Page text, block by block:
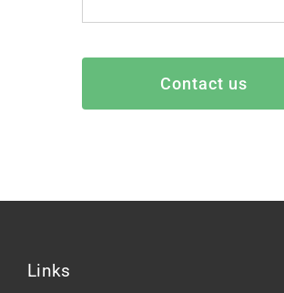
Contact us
Links